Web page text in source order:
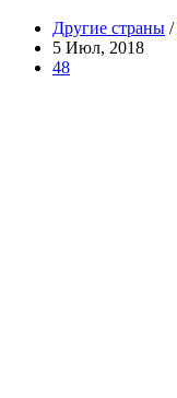
Другие страны /
5 Июл, 2018
48